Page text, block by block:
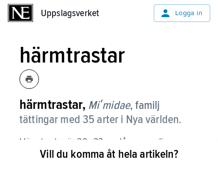
Uppslagsverket Logga in
härmtrastar
härmtrastar, Miʹmidae, familj
tättingar med 35 arter i Nya världen.
Härmtrastar är 20–33 cm långa, vanligen
bruna fåglar med rundade, korta vingar och
Vill du komma åt hela artikeln?